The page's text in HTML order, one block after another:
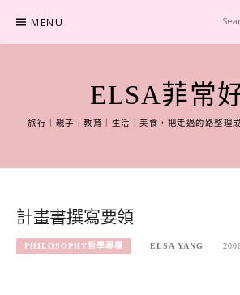
content
MENU
ELSA菲常
旅行｜親子｜教育｜生活｜美食，把走過的路整理
計畫書撰寫要領
PHILOSOPHY哲學專欄 ELSA YANG